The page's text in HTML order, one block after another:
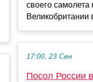
своего самолета
17:00, 23 Сен
Посол России